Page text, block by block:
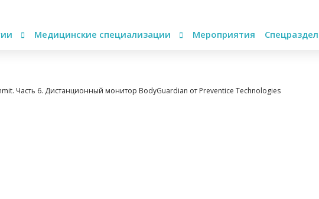
Медицинские специализации Мероприятия Спецраздел
Часть 6. Дистанционный монитор BodyGuardian от Preventice Technologies